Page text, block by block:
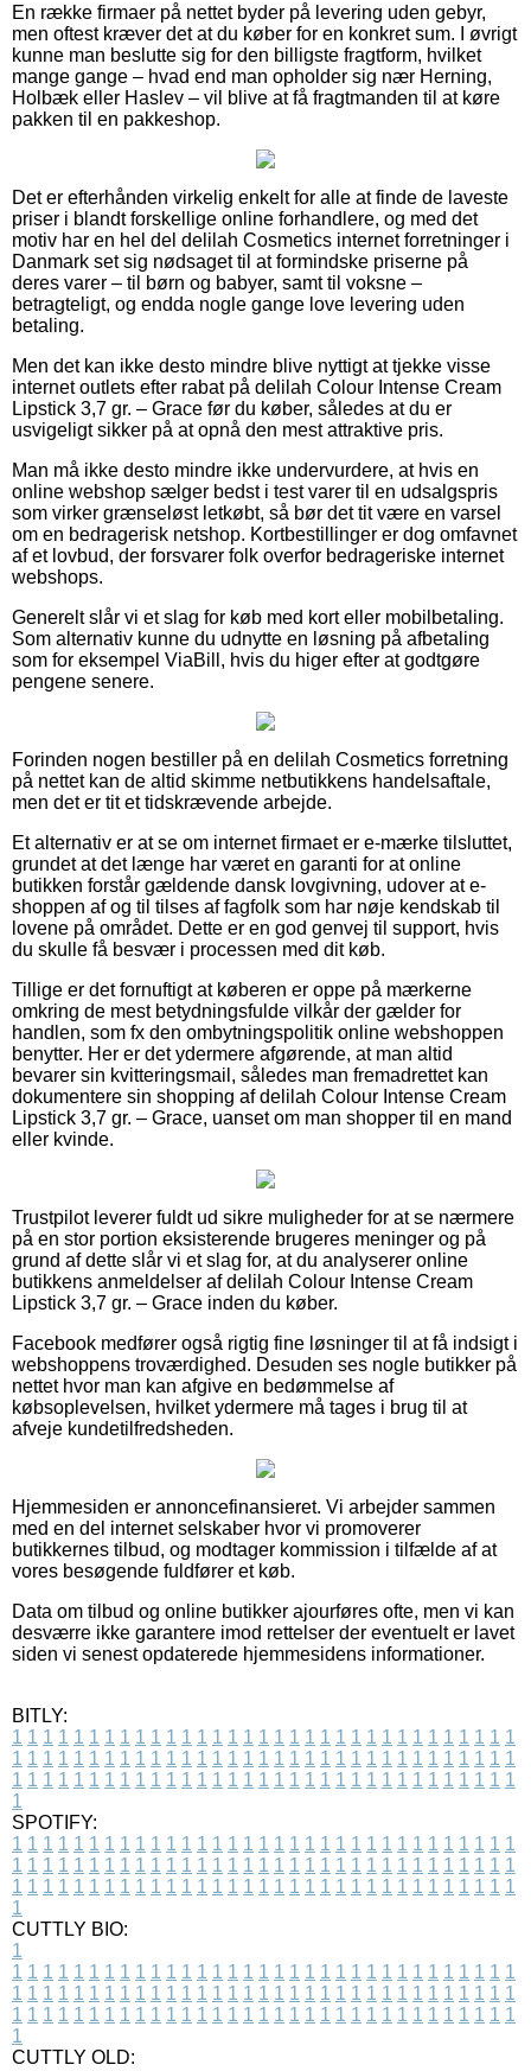
En række firmaer på nettet byder på levering uden gebyr,
men oftest kræver det at du køber for en konkret sum. I øvrigt
kunne man beslutte sig for den billigste fragtform, hvilket
mange gange – hvad end man opholder sig nær Herning,
Holbæk eller Haslev – vil blive at få fragtmanden til at køre
pakken til en pakkeshop.
Det er efterhånden virkelig enkelt for alle at finde de laveste
priser i blandt forskellige online forhandlere, og med det
motiv har en hel del delilah Cosmetics internet forretninger i
Danmark set sig nødsaget til at formindske priserne på
deres varer – til børn og babyer, samt til voksne –
betragteligt, og endda nogle gange love levering uden
betaling.
Men det kan ikke desto mindre blive nyttigt at tjekke visse
internet outlets efter rabat på delilah Colour Intense Cream
Lipstick 3,7 gr. – Grace før du køber, således at du er
usvigeligt sikker på at opnå den mest attraktive pris.
Man må ikke desto mindre ikke undervurdere, at hvis en
online webshop sælger bedst i test varer til en udsalgspris
som virker grænseløst letkøbt, så bør det tit være en varsel
om en bedragerisk netshop. Kortbestillinger er dog omfavnet
af et lovbud, der forsvarer folk overfor bedrageriske internet
webshops.
Generelt slår vi et slag for køb med kort eller mobilbetaling.
Som alternativ kunne du udnytte en løsning på afbetaling
som for eksempel ViaBill, hvis du higer efter at godtgøre
pengene senere.
Forinden nogen bestiller på en delilah Cosmetics forretning
på nettet kan de altid skimme netbutikkens handelsaftale,
men det er tit et tidskrævende arbejde.
Et alternativ er at se om internet firmaet er e-mærke tilsluttet,
grundet at det længe har været en garanti for at online
butikken forstår gældende dansk lovgivning, udover at e-
shoppen af og til tilses af fagfolk som har nøje kendskab til
lovene på området. Dette er en god genvej til support, hvis
du skulle få besvær i processen med dit køb.
Tillige er det fornuftigt at køberen er oppe på mærkerne
omkring de mest betydningsfulde vilkår der gælder for
handlen, som fx den ombytningspolitik online webshoppen
benytter. Her er det ydermere afgørende, at man altid
bevarer sin kvitteringsmail, således man fremadrettet kan
dokumentere sin shopping af delilah Colour Intense Cream
Lipstick 3,7 gr. – Grace, uanset om man shopper til en mand
eller kvinde.
Trustpilot leverer fuldt ud sikre muligheder for at se nærmere
på en stor portion eksisterende brugeres meninger og på
grund af dette slår vi et slag for, at du analyserer online
butikkens anmeldelser af delilah Colour Intense Cream
Lipstick 3,7 gr. – Grace inden du køber.
Facebook medfører også rigtig fine løsninger til at få indsigt i
webshoppens troværdighed. Desuden ses nogle butikker på
nettet hvor man kan afgive en bedømmelse af
købsoplevelsen, hvilket ydermere må tages i brug til at
afveje kundetilfredsheden.
Hjemmesiden er annoncefinansieret. Vi arbejder sammen
med en del internet selskaber hvor vi promoverer
butikkernes tilbud, og modtager kommission i tilfælde af at
vores besøgende fuldfører et køb.
Data om tilbud og online butikker ajourføres ofte, men vi kan
desværre ikke garantere imod rettelser der eventuelt er lavet
siden vi senest opdaterede hjemmesidens informationer.
BITLY:
1 1 1 1 1 1 1 1 1 1 1 1 1 1 1 1 1 1 1 1 1 1 1 1 1 1 1 1 1 1 1 1 1
1 1 1 1 1 1 1 1 1 1 1 1 1 1 1 1 1 1 1 1 1 1 1 1 1 1 1 1 1 1 1 1 1
1 1 1 1 1 1 1 1 1 1 1 1 1 1 1 1 1 1 1 1 1 1 1 1 1 1 1 1 1 1 1 1 1
1
SPOTIFY:
1 1 1 1 1 1 1 1 1 1 1 1 1 1 1 1 1 1 1 1 1 1 1 1 1 1 1 1 1 1 1 1 1
1 1 1 1 1 1 1 1 1 1 1 1 1 1 1 1 1 1 1 1 1 1 1 1 1 1 1 1 1 1 1 1 1
1 1 1 1 1 1 1 1 1 1 1 1 1 1 1 1 1 1 1 1 1 1 1 1 1 1 1 1 1 1 1 1 1
1
CUTTLY BIO:
1
1 1 1 1 1 1 1 1 1 1 1 1 1 1 1 1 1 1 1 1 1 1 1 1 1 1 1 1 1 1 1 1 1
1 1 1 1 1 1 1 1 1 1 1 1 1 1 1 1 1 1 1 1 1 1 1 1 1 1 1 1 1 1 1 1 1
1 1 1 1 1 1 1 1 1 1 1 1 1 1 1 1 1 1 1 1 1 1 1 1 1 1 1 1 1 1 1 1 1
1
CUTTLY OLD: